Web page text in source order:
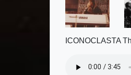
ICONOCLASTA